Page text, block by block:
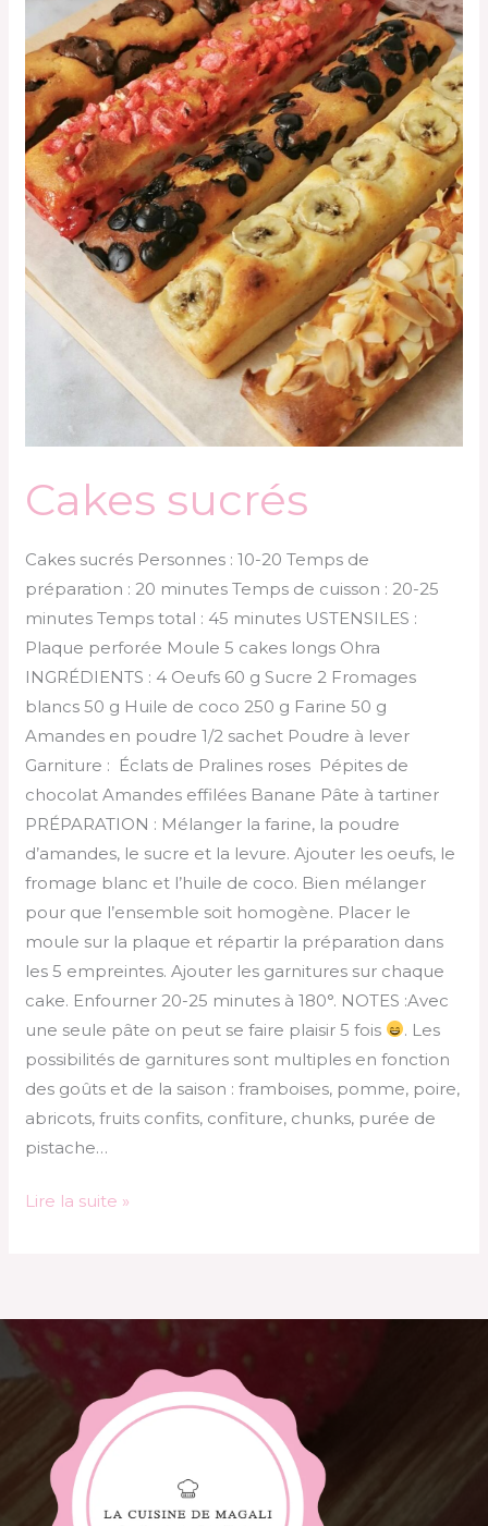
Cakes sucrés
Cakes sucrés Personnes : 10-20 Temps de
préparation : 20 minutes Temps de cuisson : 20-25
minutes Temps total : 45 minutes USTENSILES :
Plaque perforée Moule 5 cakes longs Ohra
INGRÉDIENTS : 4 Oeufs 60 g Sucre 2 Fromages
blancs 50 g Huile de coco 250 g Farine 50 g
Amandes en poudre 1/2 sachet Poudre à lever
Garniture : Éclats de Pralines roses Pépites de
chocolat Amandes effilées Banane Pâte à tartiner
PRÉPARATION : Mélanger la farine, la poudre
d’amandes, le sucre et la levure. Ajouter les oeufs, le
fromage blanc et l’huile de coco. Bien mélanger
pour que l’ensemble soit homogène. Placer le
moule sur la plaque et répartir la préparation dans
les 5 empreintes. Ajouter les garnitures sur chaque
cake. Enfourner 20-25 minutes à 180°. NOTES :Avec
une seule pâte on peut se faire plaisir 5 fois
. Les
possibilités de garnitures sont multiples en fonction
des goûts et de la saison : framboises, pomme, poire,
abricots, fruits confits, confiture, chunks, purée de
pistache…
Lire la suite »